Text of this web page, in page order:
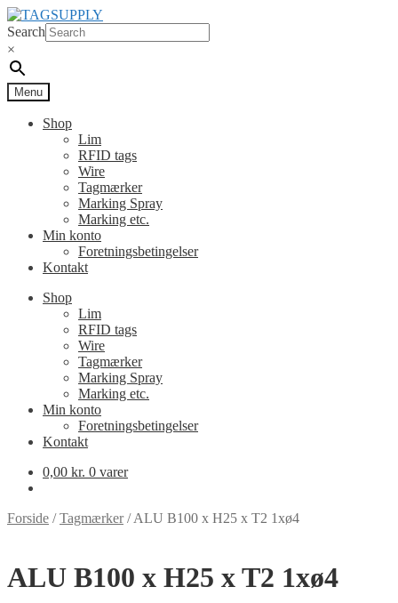
Spring
til
navigation
Spring
til
indhold
Search
×
Menu
Shop
Lim
RFID tags
Wire
Tagmærker
Marking Spray
Marking etc.
Min konto
Foretningsbetingelser
Kontakt
Shop
Lim
RFID tags
Wire
Tagmærker
Marking Spray
Marking etc.
Min konto
Foretningsbetingelser
Kontakt
0,00 kr. 0 varer
Forside /Tagmærker/ALU B100 x H25 x T2 1xø4
ALU B100 x H25 x T2 1xø4